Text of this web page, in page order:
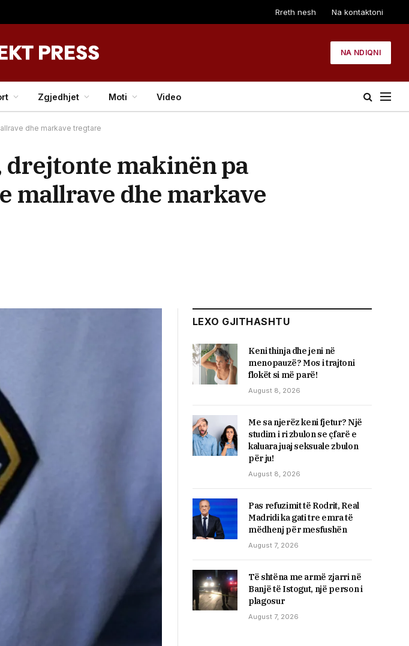
Rreth nesh Na kontaktoni
NA NDIQNI
Zgjedhjet Moti Video
dhe markave tregtare
drejtonte makinën pa
mallrave dhe markave
LEXO GJITHASHTU
Keni thinja dhe jeni në
menopauzë? Mos i trajtoni
flokët si më parë!
August 8, 2026
Me sa njerëz keni fjetur? Një
studim i ri zbulon se çfarë e
kaluara juaj seksuale zbulon
për ju!
August 8, 2026
Pas refuzimit të Rodrit, Real
Madridi ka gati tre emra të
mëdhenj për mesfushën
August 7, 2026
Të shtëna me armë zjarri në
Banjë të Istogut, një person i
plagosur
August 7, 2026